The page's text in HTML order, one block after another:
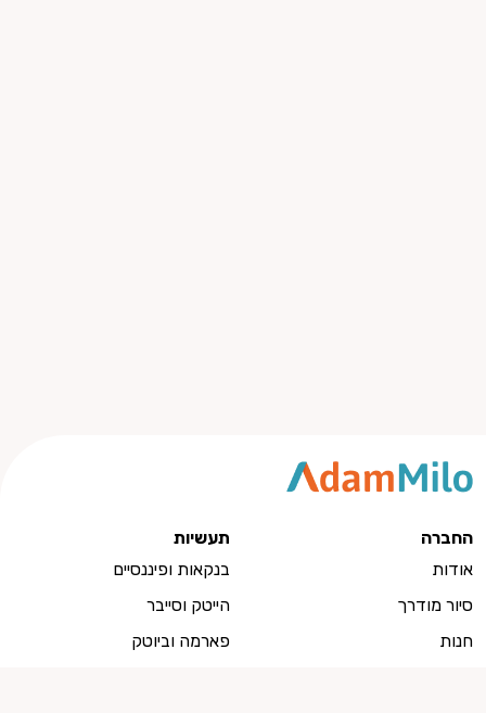
החברה
אודות
סיור מודרך
חנות
תעשיות
בנקאות ופיננסיים
הייטק וסייבר
פארמה וביוטק